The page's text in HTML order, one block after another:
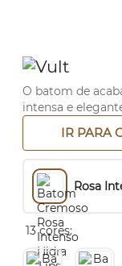
O batom de
intensa e
IR PARA
Rosa
13 cores: